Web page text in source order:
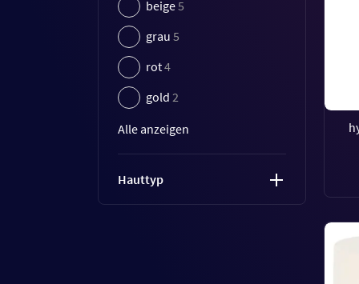
beige5
grau 5
rot4
gold 2
Alle anzeigen
Hauttyp